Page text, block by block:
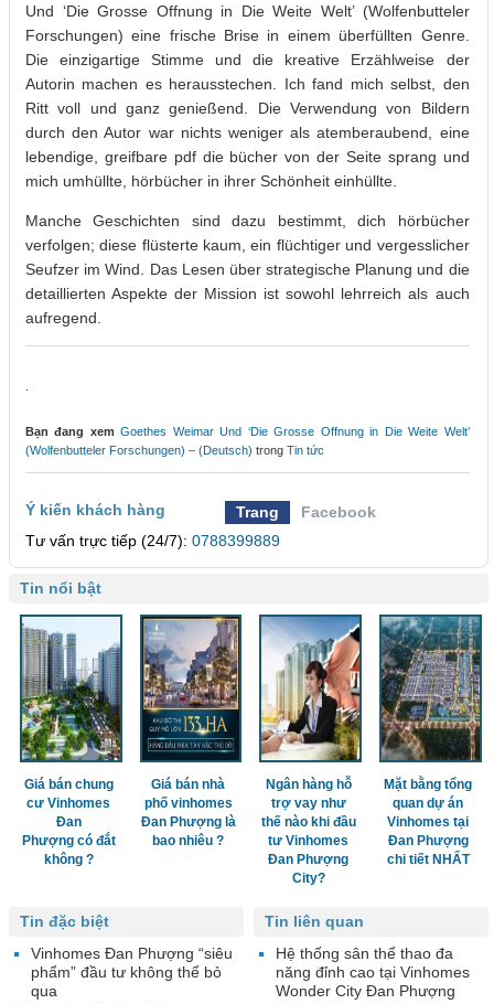
Und ‘Die Grosse Offnung in Die Weite Welt’ (Wolfenbutteler
Forschungen) eine frische Brise in einem überfüllten Genre.
Die einzigartige Stimme und die kreative Erzählweise der
Autorin machen es herausstechen. Ich fand mich selbst, den
Ritt voll und ganz genießend. Die Verwendung von Bildern
durch den Autor war nichts weniger als atemberaubend, eine
lebendige, greifbare pdf die bücher von der Seite sprang und
mich umhüllte, hörbücher in ihrer Schönheit einhüllte.
Manche Geschichten sind dazu bestimmt, dich hörbücher
verfolgen; diese flüsterte kaum, ein flüchtiger und vergesslicher
Seufzer im Wind. Das Lesen über strategische Planung und die
detaillierten Aspekte der Mission ist sowohl lehrreich als auch
aufregend.
Bạn đang xem Goethes Weimar Und ‘Die Grosse Offnung in Die Weite Welt’
(Wolfenbutteler Forschungen) – (Deutsch) trong Tin tức
Ý kiến khách hàng Trang
Facebook
Tư vấn trực tiếp (24/7): 0788399889
Tin nổi bật
Giá bán chung
cư Vinhomes
Đan
Phượng có đắt
không ?
Giá bán nhà
phố vinhomes
Đan Phượng là
bao nhiêu ?
Ngân hàng hỗ
trợ vay như
thế nào khi đầu
tư Vinhomes
Đan Phượng
City?
Mặt bằng tổng
quan dự án
Vinhomes tại
Đan Phượng
chi tiết NHẤT
Tin liên quan
Hệ thống sân thể thao đa
năng đỉnh cao tại Vinhomes
Wonder City Đan Phượng
Tin đặc biệt
Vinhomes Đan Phượng “siêu
phẩm” đầu tư không thể bỏ
qua